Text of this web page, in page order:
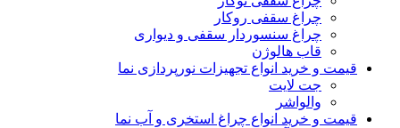
چراغ سقفی روکار
چراغ سنسوردار سقفی و دیواری
قاب هالوژن
قیمت و خرید انواع تجهیزات نورپردازی نما
جت لایت
والواشر
قیمت و خرید انواع چراغ استخری و آب نما